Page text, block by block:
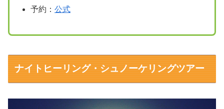
予約： 公式
ナイトヒーリング・シュノーケリングツアー